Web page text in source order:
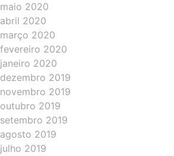
maio 2020
abril 2020
março 2020
fevereiro 2020
janeiro 2020
dezembro 2019
novembro 2019
outubro 2019
setembro 2019
agosto 2019
julho 2019